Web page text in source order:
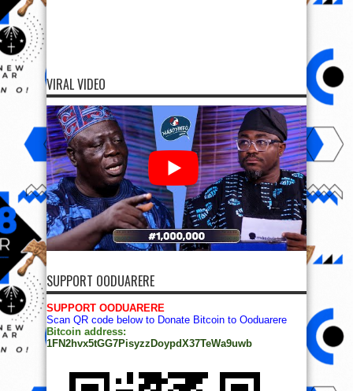
VIRAL VIDEO
SUPPORT OODUARERE
SUPPORT OODUARERE
Scan QR code below to Donate Bitcoin to Ooduarere
Bitcoin address:
1FN2hvx5tGG7PisyzzDoypdX37TeWa9uwb